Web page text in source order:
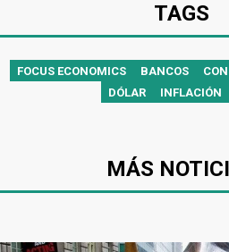
TAGS
FOCUS ECONOMICS BANCOS
DÓLAR
INFLACIÓN
MÁS